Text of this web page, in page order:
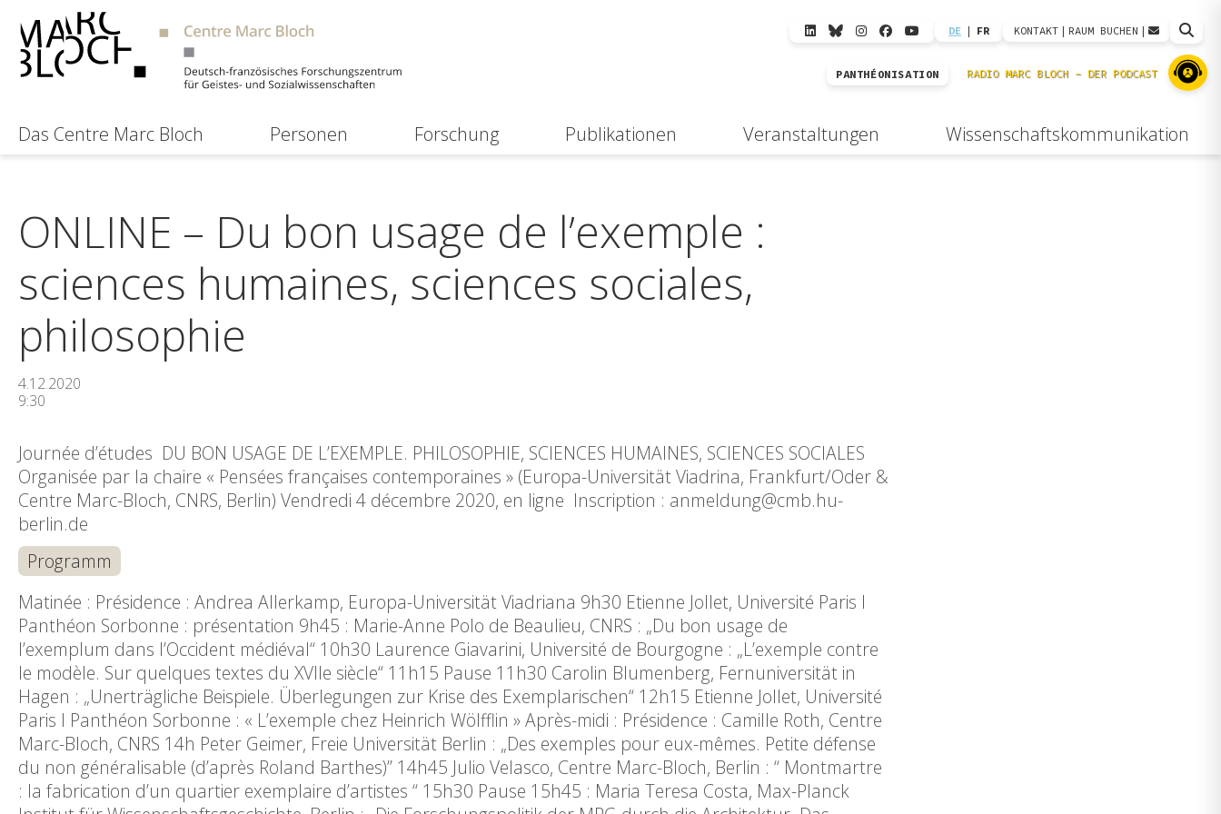
DE | FR KONTAKT | RAUM BUCHEN |
PANTHÉONISATION
Das Centre Marc Bloch Personen Forschung Publikationen Veranstaltungen Wissenschaftskommunikation
ONLINE – Du bon usage de l’exemple :
sciences humaines, sciences sociales,
philosophie
4.12.2020
9:30
Journée d’études DU BON USAGE DE L’EXEMPLE. PHILOSOPHIE, SCIENCES HUMAINES, SCIENCES SOCIALES
Organisée par la chaire « Pensées françaises contemporaines » (Europa-Universität Viadrina, Frankfurt/Oder &
Centre Marc-Bloch, CNRS, Berlin) Vendredi 4 décembre 2020, en ligne Inscription : anmeldung@cmb.hu-
berlin.de
Programm
Matinée : Présidence : Andrea Allerkamp, Europa-Universität Viadriana 9h30 Etienne Jollet, Université Paris I
Panthéon Sorbonne : présentation 9h45 : Marie-Anne Polo de Beaulieu, CNRS : „Du bon usage de
l’exemplum dans l’Occident médiéval“ 10h30 Laurence Giavarini, Université de Bourgogne : „L’exemple contre
le modèle. Sur quelques textes du XVIIe siècle“ 11h15 Pause 11h30 Carolin Blumenberg, Fernuniversität in
Hagen : „Unerträgliche Beispiele. Überlegungen zur Krise des Exemplarischen“ 12h15 Etienne Jollet, Université
Paris I Panthéon Sorbonne : « L’exemple chez Heinrich Wölfflin » Après-midi : Présidence : Camille Roth, Centre
Marc-Bloch, CNRS 14h Peter Geimer, Freie Universität Berlin : „Des exemples pour eux-mêmes. Petite défense
du non généralisable (d’après Roland Barthes)” 14h45 Julio Velasco, Centre Marc-Bloch, Berlin : “ Montmartre
: la fabrication d’un quartier exemplaire d’artistes “ 15h30 Pause 15h45 : Maria Teresa Costa, Max-Planck